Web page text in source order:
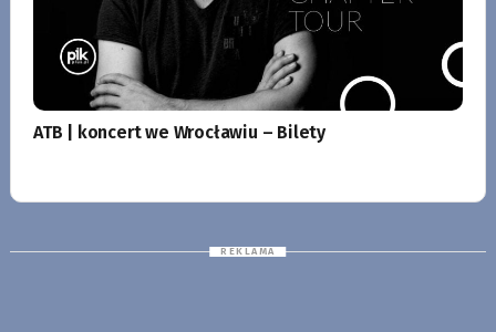
ATB | koncert we Wrocławiu – Bilety